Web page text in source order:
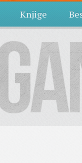
Knjige